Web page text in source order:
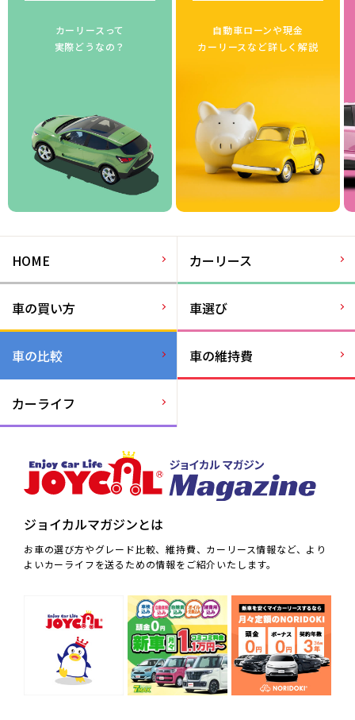
カーリースって
実際どうなの？
自動車ローンや現金
カーリースなど詳しく解説
HOME カーリース
車の買い方 車選び
車の比較 車の維持費
カーライフ
ジョイカルマガジンとは
お車の選び方やグレード比較、維持費、カーリース情報など、より
よいカーライフを送るための情報をご紹介いたします。